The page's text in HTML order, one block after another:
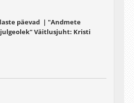
päevad | "Andmete
Väitlusjuht: Kristi